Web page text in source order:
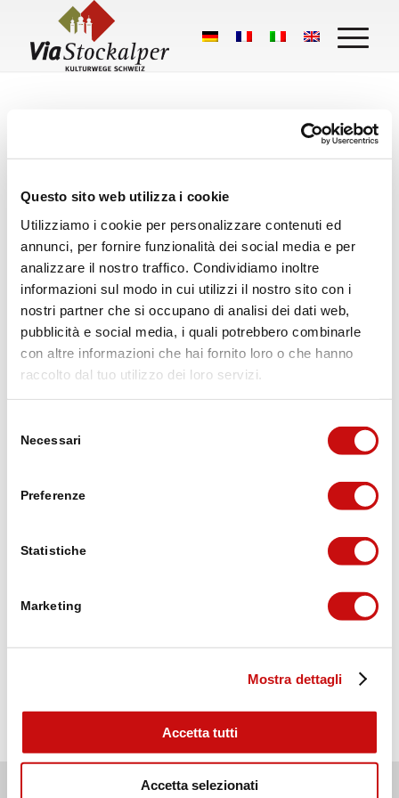
Questo sito web utilizza i cookie
Utilizziamo i cookie per personalizzare contenuti ed
annunci, per fornire funzionalità dei social media e per
analizzare il nostro traffico. Condividiamo inoltre
informazioni sul modo in cui utilizzi il nostro sito con i
nostri partner che si occupano di analisi dei dati web,
pubblicità e social media, i quali potrebbero combinarle
con altre informazioni che hai fornito loro o che hanno
raccolto dal tuo utilizzo dei loro servizi.
delNecessari
Preferenze
Statistiche
Marketing
Mostra dettagli
Accetta tutti
Accetta selezionati
Cosa dicono i nostri escursionisti:
Stockalperweg
50 Google Bewertungen
Eine Bewertung schreiben
Simplonpass war ganz schön hart mit dem
1720 Höhenmeter. Mit 10kg Rucksack. Aber
Simplon Dorf.
Verifiziert von: Trustindex
© Brig Simplon Tourismus AG